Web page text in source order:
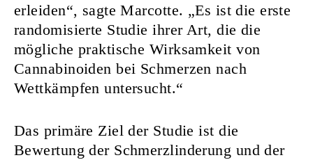
erleiden“, sagte Marcotte. „Es ist die erste
randomisierte Studie ihrer Art, die die
mögliche praktische Wirksamkeit von
Cannabinoiden bei Schmerzen nach
Wettkämpfen untersucht.“
Das primäre Ziel der Studie ist die
Bewertung der Schmerzlinderung und der